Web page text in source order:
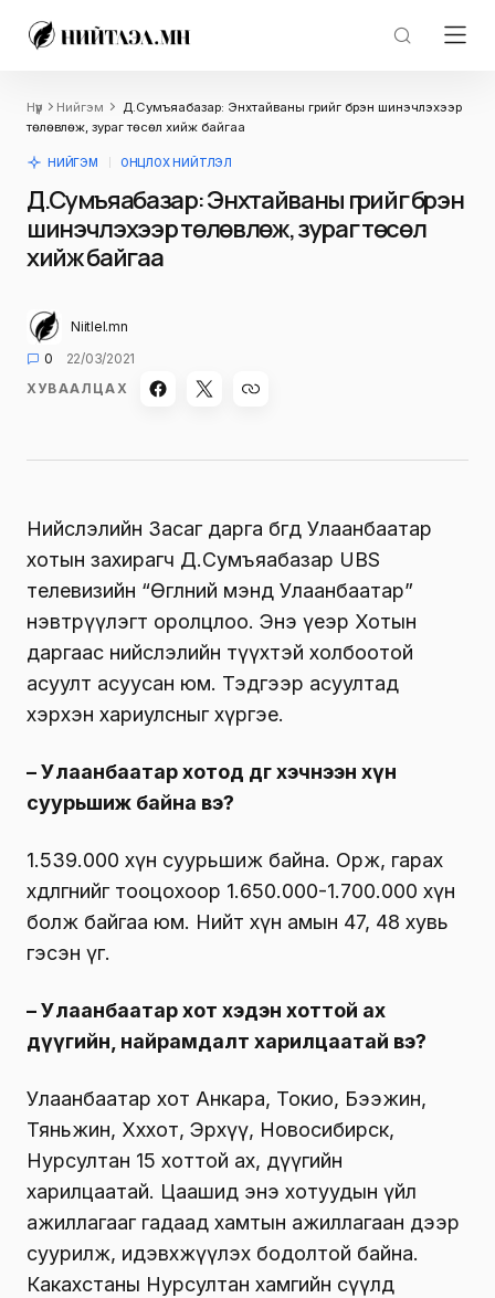
Нүүр Нийгэм
Д.Сумъяабазар: Энхтайваны гүүрийг бүрэн шинэчлэхээр
төлөвлөж, зураг төсөл хийж байгаа
НИЙГЭМ ОНЦЛОХ НИЙТЛЭЛ
Д.Сумъяабазар: Энхтайваны гүүрийг бүрэн
шинэчлэхээр төлөвлөж, зураг төсөл
хийж байгаа
Niitlel.mn
0
22/03/2021
ХУВААЛЦАХ
Нийслэлийн Засаг дарга бөгөөд Улаанбаатар
хотын захирагч Д.Сумъяабазар UBS
телевизийн “Өглөөний мэнд Улаанбаатар”
нэвтрүүлэгт оролцлоо. Энэ үеэр Хотын
даргаас нийслэлийн түүхтэй холбоотой
асуулт асуусан юм. Тэдгээр асуултад
хэрхэн хариулсныг хүргэе.
– Улаанбаатар хотод өдгөө хэчнээн хүн
суурьшиж байна вэ?
1.539.000 хүн суурьшиж байна. Орж, гарах
хөдөлгөөнийг тооцохоор 1.650.000-1.700.000 хүн
болж байгаа юм. Нийт хүн амын 47, 48 хувь
гэсэн үг.
– Улаанбаатар хот хэдэн хоттой ах
дүүгийн, найрамдалт харилцаатай вэ?
Улаанбаатар хот Анкара, Токио, Бээжин,
Тяньжин, Хөххот, Эрхүү, Новосибирск,
Нурсултан 15 хоттой ах, дүүгийн
харилцаатай. Цаашид энэ хотуудын үйл
ажиллагааг гадаад хамтын ажиллагаан дээр
суурилж, идэвхжүүлэх бодолтой байна.
Какахстаны Нурсултан хамгийн сүүлд